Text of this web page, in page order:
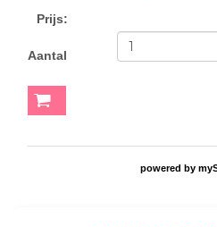
Prijs:
Aantal
powered by